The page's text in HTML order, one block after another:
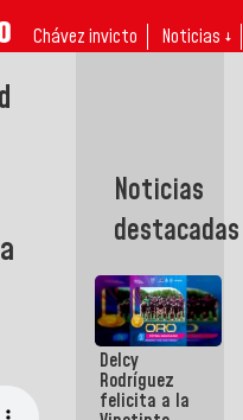
Chávez invicto Noticias ↓
Noticias
destacadas
Delcy
Rodríguez
felicita a la